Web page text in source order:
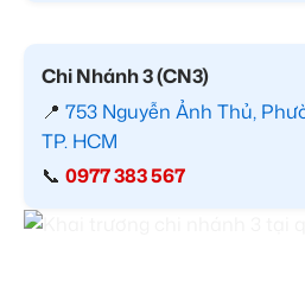
Chi Nhánh 3 (CN3)
📍 753 Nguyễn Ảnh Thủ,
TP. HCM
📞 0977 383 567